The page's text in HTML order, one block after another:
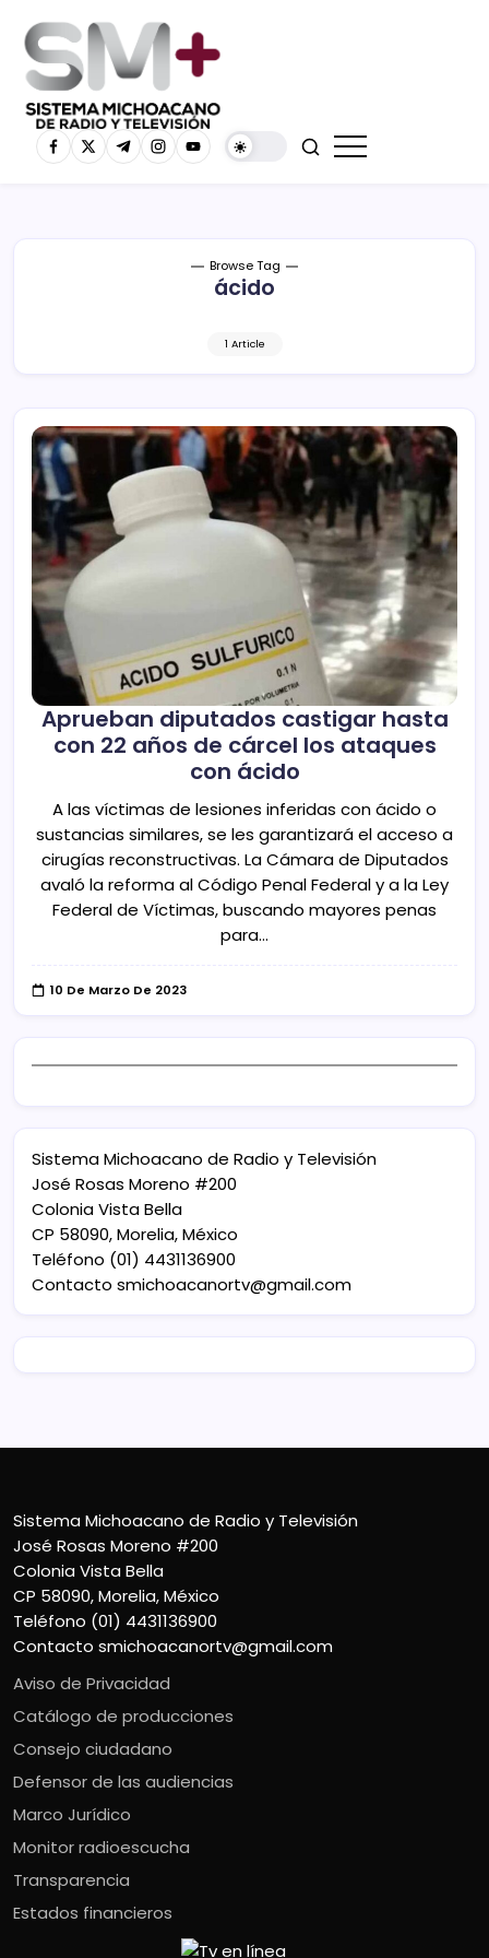
Browse Tag
ácido
1 Article
Aprueban diputados castigar hasta
con 22 años de cárcel los ataques
con ácido
A las víctimas de lesiones inferidas con ácido o
sustancias similares, se les garantizará el acceso a
cirugías reconstructivas. La Cámara de Diputados
avaló la reforma al Código Penal Federal y a la Ley
Federal de Víctimas, buscando mayores penas
para…
10 De Marzo De 2023
Sistema Michoacano de Radio y Televisión
José Rosas Moreno #200
Colonia Vista Bella
CP 58090, Morelia, México
Teléfono (01) 4431136900
Contacto smichoacanortv@gmail.com
Sistema Michoacano de Radio y Televisión
José Rosas Moreno #200
Colonia Vista Bella
CP 58090, Morelia, México
Teléfono (01) 4431136900
Contacto smichoacanortv@gmail.com
Aviso de Privacidad
Catálogo de producciones
Consejo ciudadano
Defensor de las audiencias
Marco Jurídico
Monitor radioescucha
Transparencia
Estados financieros